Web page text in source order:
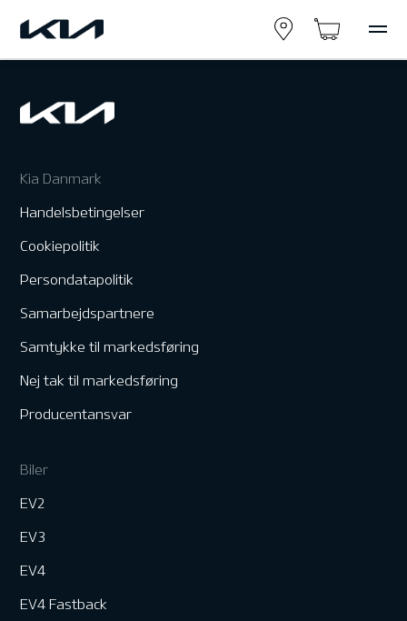
Kia Danmark
Handelsbetingelser
Cookiepolitik
Persondatapolitik
Samarbejdspartnere
Samtykke til markedsføring
Nej tak til markedsføring
Producentansvar
Biler
EV2
EV3
EV4
EV4 Fastback